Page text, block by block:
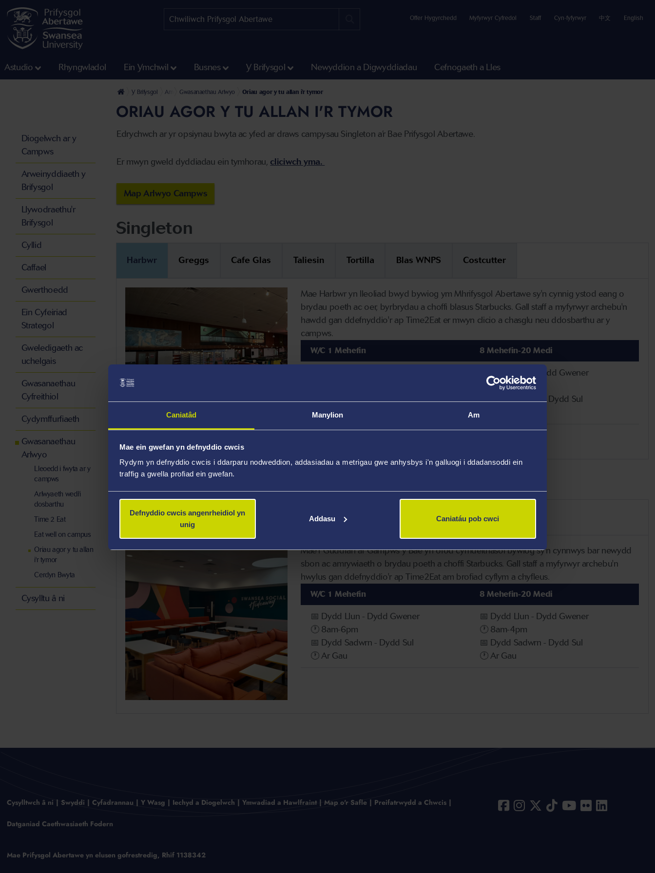
Caniatâd Manylion Am
Mae ein gwefan yn defnyddio cwcis
Rydym yn defnyddio cwcis i ddarparu nodweddion, addasiadau a metrigau gwe anhysbys i'n galluogi i ddadansoddi ein
traffig a gwella profiad ein gwefan.
Defnyddio cwcis angenrheidiol yn
unig
Addasu Caniatáu pob cwci
Offer Hygyrchedd Myfyrwyr Cyfredol Staff Cyn-fyfyrwyr 中文 English
Astudio Rhyngwladol Ein Ymchwil Busnes Y Brifysgol Newyddion a Digwyddiadau Cefnogaeth a Lles
Y Brifysgol Amdanom ni
Gwasanaethau Arlwyo Oriau agor y tu allan i'r tymor
ORIAU AGOR Y TU ALLAN I'R TYMOR
Edrychwch ar yr opsiynau bwyta ac yfed ar draws campysau Singleton a’r Bae Prifysgol Abertawe.
Er mwyn gweld dyddiadau ein tymhorau, cliciwch yma.
Map Arlwyo Campws
Singleton
Harbwr Greggs Cafe Glas Taliesin Tortilla Blas WNPS Costcutter
Mae Harbwr yn lleoliad bwyd bywiog ym Mhrifysgol Abertawe sy'n cynnig ystod eang o
brydau poeth ac oer, byrbrydau a choffi blasus Starbucks. Gall staff a myfyrwyr archebu'n
hawdd gan ddefnyddio'r ap Time2Eat er mwyn clicio a chasglu neu ddosbarthu ar y
campws.
W/C 1 Mehefin 8 Mehefin-20 Medi
📅 Dydd Sadwrn - Dydd Sul
🕐 Ar Gau
📅 Dydd Llun - Dydd Gwener
🕐 8am-4pm
📅 Dydd Sadwrn - Dydd Sul
Bae
Swansea Social Hideaway Costa yn y coleg
Mae'r Guddfan ar Gampws y Bae yn ofod cymdeithasol bywiog sy'n cynnwys bar newydd
sbon ac amrywiaeth o brydau poeth a choffi Starbucks. Gall staff a myfyrwyr archebu'n
hwylus gan ddefnyddio'r ap Time2Eat am brofiad cyflym a chyfleus.
W/C 1 Mehefin 8 Mehefin-20 Medi
📅 Dydd Llun - Dydd Gwener
🕐 8am-6pm
📅 Dydd Sadwrn - Dydd Sul
🕐 Ar Gau
📅 Dydd Llun - Dydd Gwener
🕐 8am-4pm
📅 Dydd Sadwrn - Dydd Sul
🕐 Ar Gau
Diogelwch ar y
Campws
Arweinyddiaeth y
Brifysgol
Llywodraethu'r
Brifysgol
Cyllid
Caffael
Gwerthoedd
Ein Cyfeiriad
Strategol
Gweledigaeth ac
uchelgais
Gwasanaethau
Cyfreithiol
Cydymffurfiaeth
Gwasanaethau
Arlwyo
Lleoedd i fwyta ar y
campws
Arlwyaeth wedi'i
dosbarthu
Time 2 Eat
Eat well on campus
Oriau agor y tu allan
i'r tymor
Cerdyn Bwyta
Cysylltu â ni
Cysylltwch â ni Swyddi Cyfadrannau Y Wasg Iechyd a Diogelwch Ymwadiad a Hawlfraint Map o'r Safle Preifatrwydd a Chwcis
Datganiad Caethwasiaeth Fodern
Mae Prifysgol Abertawe yn elusen gofrestredig, Rhif 1138342